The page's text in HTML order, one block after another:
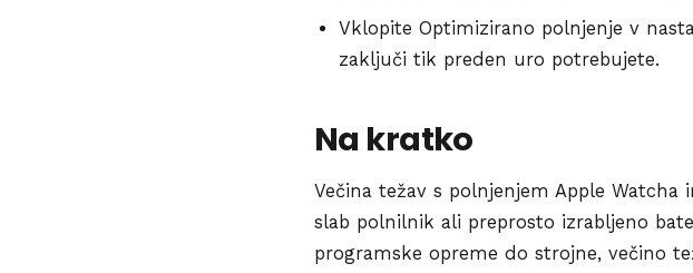
Vklopite Optimizirano polnjenje v
zaključi tik preden uro potrebujete.
Na kratko
Večina težav s polnjenjem Apple
slab polnilnik ali preprosto izrabljeno
programske opreme do strojne, večino